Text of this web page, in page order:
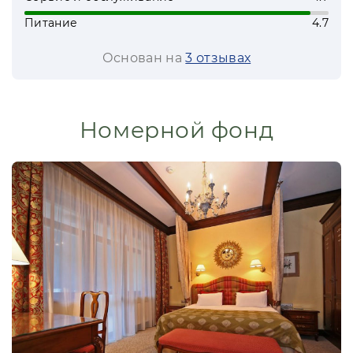
«Галактика»
комплексе предусмотрено в 3 корпусах с
Интерьер номеров выдержан в
классическом стиле, в виллах
использованы натуральные материалы.
Все номера оснащены системой
кондиционирования, просторной ванной
комнатой и необходимой бытовой
техникой, в виллах имеется кухня и
уютные беседки.
Виллы «Гранд Отель Поляна»
одновременно сочетают в себе уют
Питание
4.7
Основан на3 отзывах
Номерной фонд